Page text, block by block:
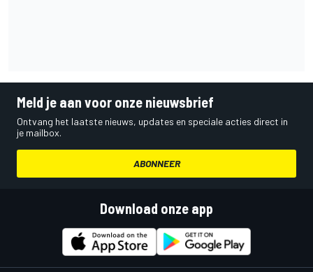
Meld je aan voor onze nieuwsbrief
Ontvang het laatste nieuws, updates en speciale acties direct in
je mailbox.
ABONNEER
Download onze app